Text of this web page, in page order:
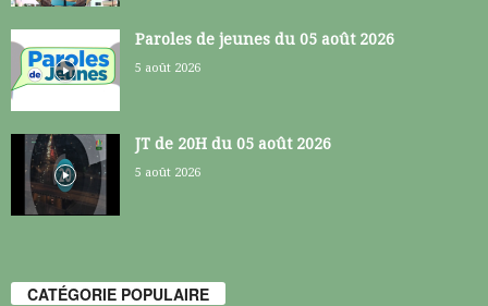
Paroles de jeunes du 05 août 2026
5 août 2026
JT de 20H du 05 août 2026
5 août 2026
CATÉGORIE POPULAIRE